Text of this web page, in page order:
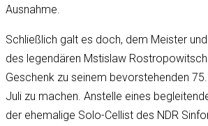
Ausnahme.
Schließlich galt es doch, dem Meister
des legendären Mstislaw
Geschenk zu seinem bevorstehenden
Juli zu machen. Anstelle eines
der ehemalige Solo-Cellist des NDR